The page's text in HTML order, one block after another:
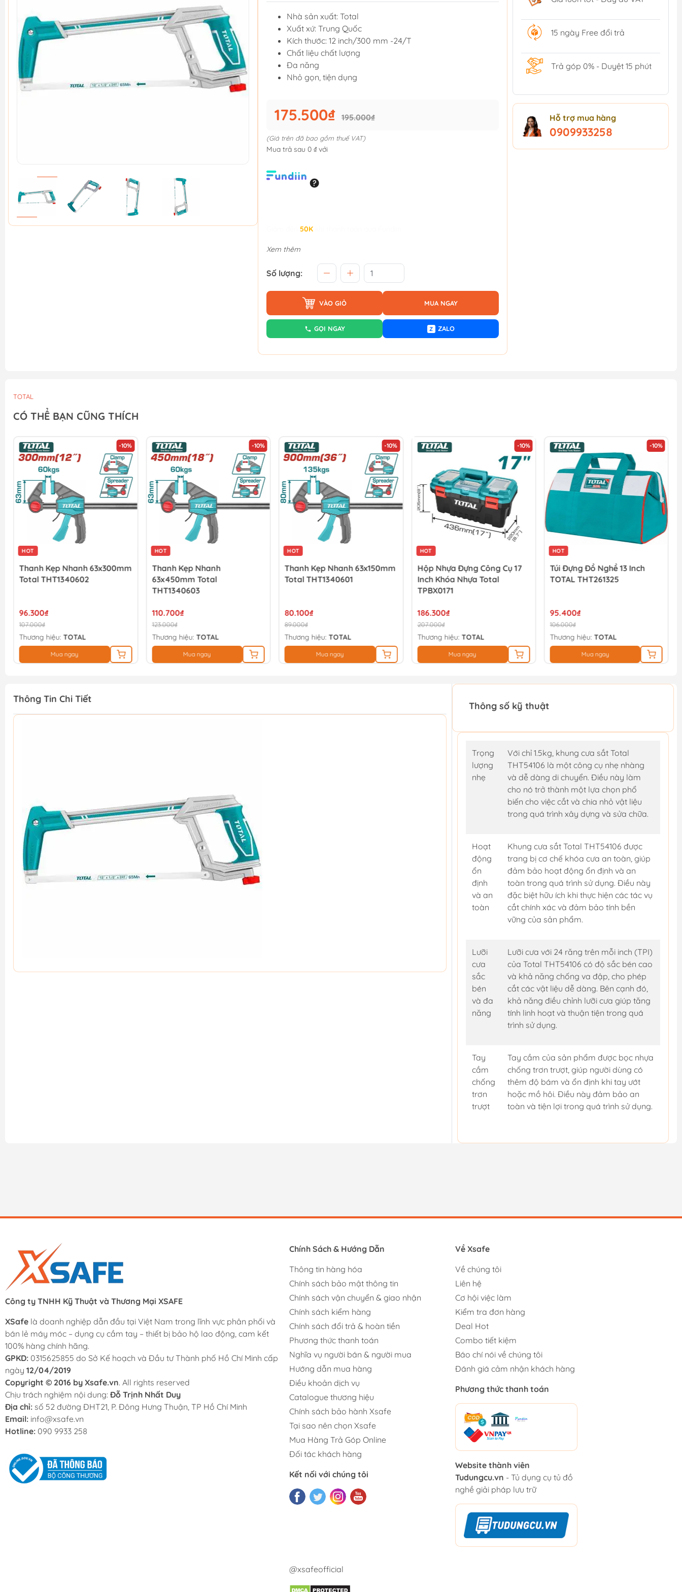
Nhà sản xuất: Total
Xuất xứ: Trung Quốc
Kích thước: 12 inch/300 mm -24/T
Chất liệu chất lượng
Đa năng
Nhỏ gọn, tiện dụng
175.500₫ 195.000₫
(Giá trên đã bao gồm thuế VAT)
Mua trả sau 0 ₫ với
50K
Xem thêm
Số lượng:
VÀO GIỎ MUA NGAY
GỌI NGAY Z ZALO
15 ngày Free đổi trả
Trả góp 0% - Duyệt 15 phút
Hỗ trợ mua hàng
0909933258
TOTAL
CÓ THỂ BẠN CŨNG THÍCH
-10%
HOT
Thanh Kẹp Nhanh 63x300mm
Total THT1340602
96.300₫
107.000₫
Thương hiệu: TOTAL
Mua ngay
-10%
HOT
Thanh Kẹp Nhanh
63x450mm Total
THT1340603
110.700₫
123.000₫
Thương hiệu: TOTAL
Mua ngay
-10%
HOT
Thanh Kẹp Nhanh 63x150mm
Total THT1340601
80.100₫
89.000₫
Thương hiệu: TOTAL
Mua ngay
-10%
HOT
Hộp Nhựa Đựng Công Cụ 17
Inch Khóa Nhựa Total
TPBX0171
186.300₫
207.000₫
Thương hiệu: TOTAL
Mua ngay
-10%
HOT
Túi Đựng Đồ Nghề 13 Inch
TOTAL THT261325
95.400₫
106.000₫
Thương hiệu: TOTAL
Mua ngay
Thông Tin Chi Tiết
Thông số kỹ thuật
Trọng
lượng
nhẹ
Với chỉ 1.5kg, khung cưa sắt Total
THT54106 là một công cụ nhẹ nhàng
và dễ dàng di chuyển. Điều này làm
cho nó trở thành một lựa chọn phổ
biến cho việc cắt và chia nhỏ vật liệu
trong quá trình xây dựng và sửa chữa.
Hoạt
động
ổn
định
và an
toàn
Khung cưa sắt Total THT54106 được
trang bị cơ chế khóa cưa an toàn, giúp
đảm bảo hoạt động ổn định và an
toàn trong quá trình sử dụng. Điều này
đặc biệt hữu ích khi thực hiện các tác vụ
cắt chính xác và đảm bảo tính bền
vững của sản phẩm.
Lưỡi
cưa
sắc
bén
và đa
năng
Lưỡi cưa với 24 răng trên mỗi inch (TPI)
của Total THT54106 có độ sắc bén cao
và khả năng chống va đập, cho phép
cắt các vật liệu dễ dàng. Bên cạnh đó,
khả năng điều chỉnh lưỡi cưa giúp tăng
tính linh hoạt và thuận tiện trong quá
trình sử dụng.
Tay
cầm
chống
trơn
trượt
Tay cầm của sản phẩm được bọc nhựa
chống trơn trượt, giúp người dùng có
thêm độ bám và ổn định khi tay ướt
hoặc mồ hôi. Điều này đảm bảo an
toàn và tiện lợi trong quá trình sử dụng.
Công ty TNHH Kỹ Thuật và Thương Mại XSAFE
XSafe là doanh nghiệp dẫn đầu tại Việt Nam trong lĩnh vực phân phối và
bán lẻ máy móc – dụng cụ cầm tay – thiết bị bảo hộ lao động, cam kết
100% hàng chính hãng.
GPKD: 0315625855 do Sở Kế hoạch và Đầu tư Thành phố Hồ Chí Minh cấp
ngày 12/04/2019
Copyright © 2016 by Xsafe.vn. All rights reserved
Chịu trách nghiệm nội dung: Đỗ Trịnh Nhất Duy
Địa chỉ: số 52 đường ĐHT21, P. Đông Hưng Thuận, TP Hồ Chí Minh
Email: info@xsafe.vn
Hotline: 090 9933 258
Chính Sách & Hướng Dẫn
Thông tin hàng hóa
Chính sách bảo mật thông tin
Chính sách vận chuyển & giao nhận
Chính sách kiểm hàng
Chính sách đổi trả & hoàn tiền
Phương thức thanh toán
Nghĩa vụ người bán & người mua
Hướng dẫn mua hàng
Điều khoản dịch vụ
Catalogue thương hiệu
Chính sách bảo hành Xsafe
Tại sao nên chọn Xsafe
Mua Hàng Trả Góp Online
Đối tác khách hàng
Kết nối với chúng tôi
Về Xsafe
Về chúng tôi
Liên hệ
Cơ hội việc làm
Kiểm tra đơn hàng
Deal Hot
Combo tiết kiệm
Báo chí nói về chúng tôi
Đánh giá cảm nhận khách hàng
Phương thức thanh toán
Website thành viên
Tudungcu.vn - Tủ dụng cụ tủ đồ
nghề giải pháp lưu trữ
@xsafeofficial